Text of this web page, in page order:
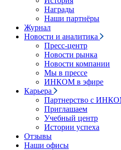
Награды
Наши партнёры
Журнал
Новости и аналитика
Пресс-центр
Новости рынка
Новости компании
Мы в прессе
ИНКОМ в эфире
Карьера
Партнерство с
Приглашаем
Учебный центр
Истории успеха
Отзывы
Наши офисы